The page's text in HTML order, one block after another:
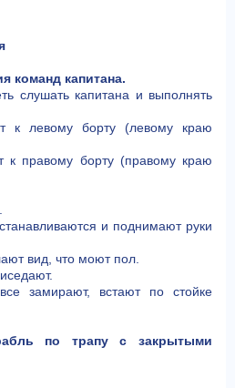
команд капитана.
слушать капитана и выполнять
к левому борту (левому краю
к правому борту (правому краю
и поднимают руки
вид, что моют пол.
замирают, встают по стойке
по трапу с закрытыми